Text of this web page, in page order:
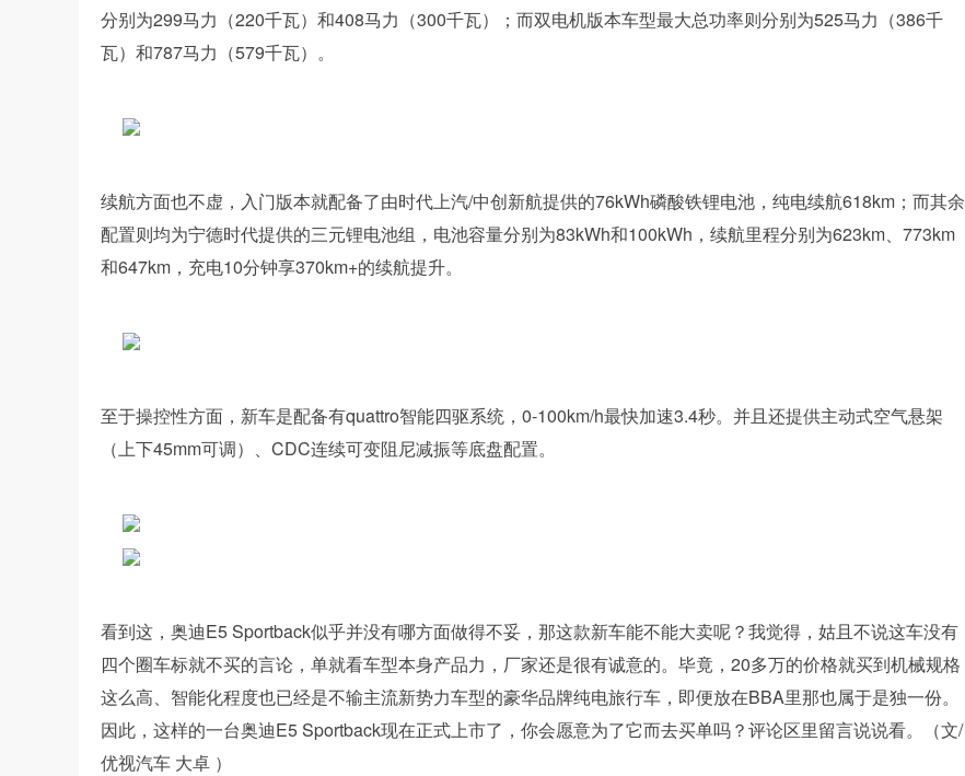
分别为299马力（220千瓦）和408马力（300千瓦）；而双电机版本车型最大总功率则分别为525马力（386千
瓦）和787马力（579千瓦）。
续航方面也不虚，入门版本就配备了由时代上汽/中创新航提供的76kWh磷酸铁锂电池，纯电续航618km；而其余
配置则均为宁德时代提供的三元锂电池组，电池容量分别为83kWh和100kWh，续航里程分别为623km、773km
和647km，充电10分钟享370km+的续航提升。
至于操控性方面，新车是配备有quattro智能四驱系统，0-100km/h最快加速3.4秒。并且还提供主动式空气悬架
（上下45mm可调）、CDC连续可变阻尼减振等底盘配置。
看到这，奥迪E5 Sportback似乎并没有哪方面做得不妥，那这款新车能不能大卖呢？我觉得，姑且不说这车没有
四个圈车标就不买的言论，单就看车型本身产品力，厂家还是很有诚意的。毕竟，20多万的价格就买到机械规格
这么高、智能化程度也已经是不输主流新势力车型的豪华品牌纯电旅行车，即便放在BBA里那也属于是独一份。
因此，这样的一台奥迪E5 Sportback现在正式上市了，你会愿意为了它而去买单吗？评论区里留言说说看。（文/
优视汽车 大卓 ）